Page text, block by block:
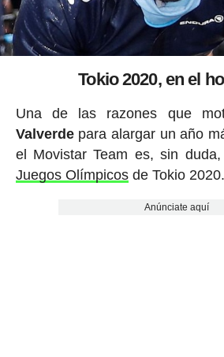
Tokio 2020, en el
Una de las razones que
Valverdepara alargar un año
el Movistar Team es, sin
Juegos Olímpicosde Tokio 2020.
Anúnciate aquí